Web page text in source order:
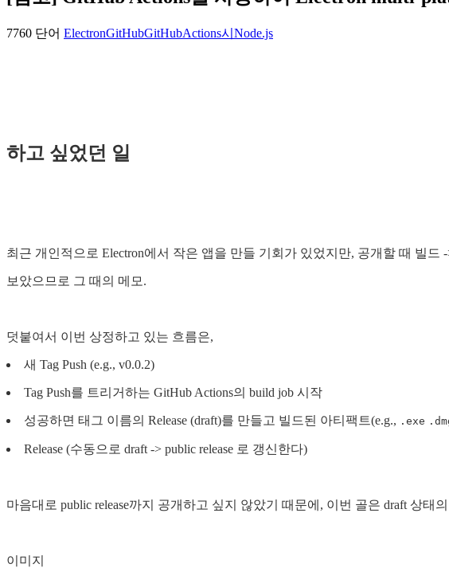
7760 단어 ElectronGitHubGitHubActions시 Node.js
하고 싶었던 일
최근 개인적으로 Electron에서 작은 앱을 만들 기회가 있었지만, 공개할 때 빌드
보았으므로 그 때의 메모.
덧붙여서 이번 상정하고 있는 흐름은,
새 Tag Push (e.g., v0.0.2)
Tag Push를 트리거하는 GitHub Actions의 build job 시작
성공하면 태그 이름의 Release (draft)를 만들고 빌드된 아티팩트(e.g., .exe
Release (수동으로 draft -> public release 로 갱신한다)
마음대로 public release까지 공개하고 싶지 않았기 때문에, 이번 골은 draft 상태
이미지